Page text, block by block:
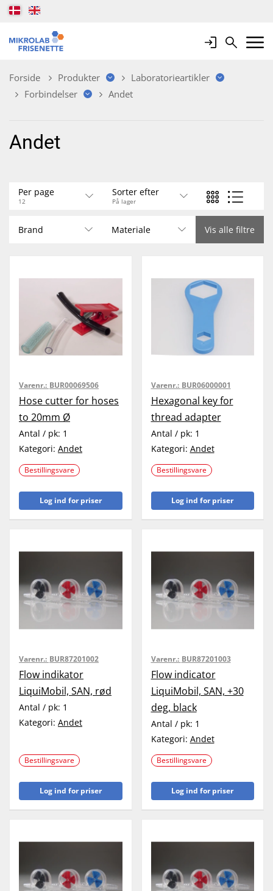
LoginSearchMobile
Forside Produkter
Laboratorieartikler
Forbindelser
Andet
Andet
Per page
12
Sorter efter
På lager
Brand Materiale Vis alle filtre
Varenr.: BUR00069506
Hose cutter for hoses
to 20mm Ø
Antal / pk: 1
Kategori: Andet
Bestillingsvare
Log ind for priser
Varenr.: BUR06000001
Hexagonal key for
thread adapter
Antal / pk: 1
Kategori: Andet
Bestillingsvare
Log ind for priser
Varenr.: BUR87201002
Flow indikator
LiquiMobil, SAN, rød
Antal / pk: 1
Kategori: Andet
Bestillingsvare
Log ind for priser
Varenr.: BUR87201003
Flow indicator
LiquiMobil, SAN, +30
deg, black
Antal / pk: 1
Kategori: Andet
Bestillingsvare
Log ind for priser